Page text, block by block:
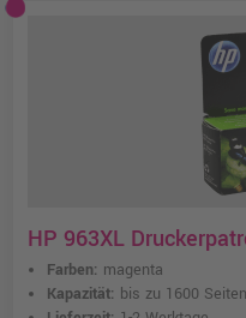
HP 963XL
Farben: magenta
Kapazität: bis zu 1600 Seiten